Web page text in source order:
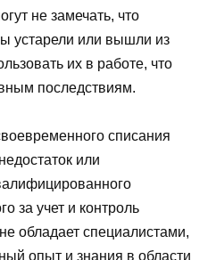
не замечать, что
устарели или вышли из
их в работе, что
последствиям.
списания
или
за учет и контроль
обладает специалистами,
опыт и знания в области